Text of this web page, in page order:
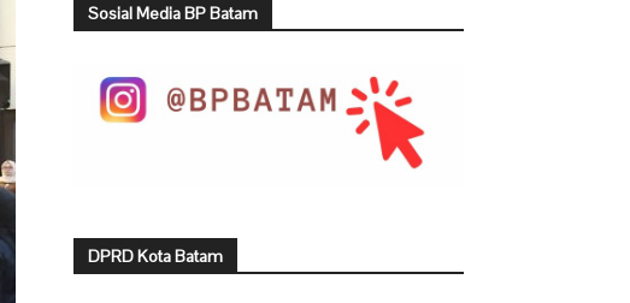
Sosial Media BP Batam
DPRD Kota Batam